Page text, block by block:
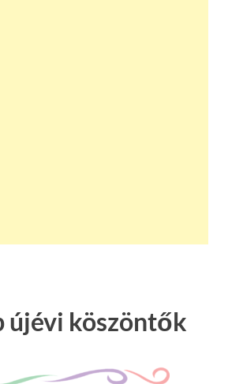
újévi köszöntők